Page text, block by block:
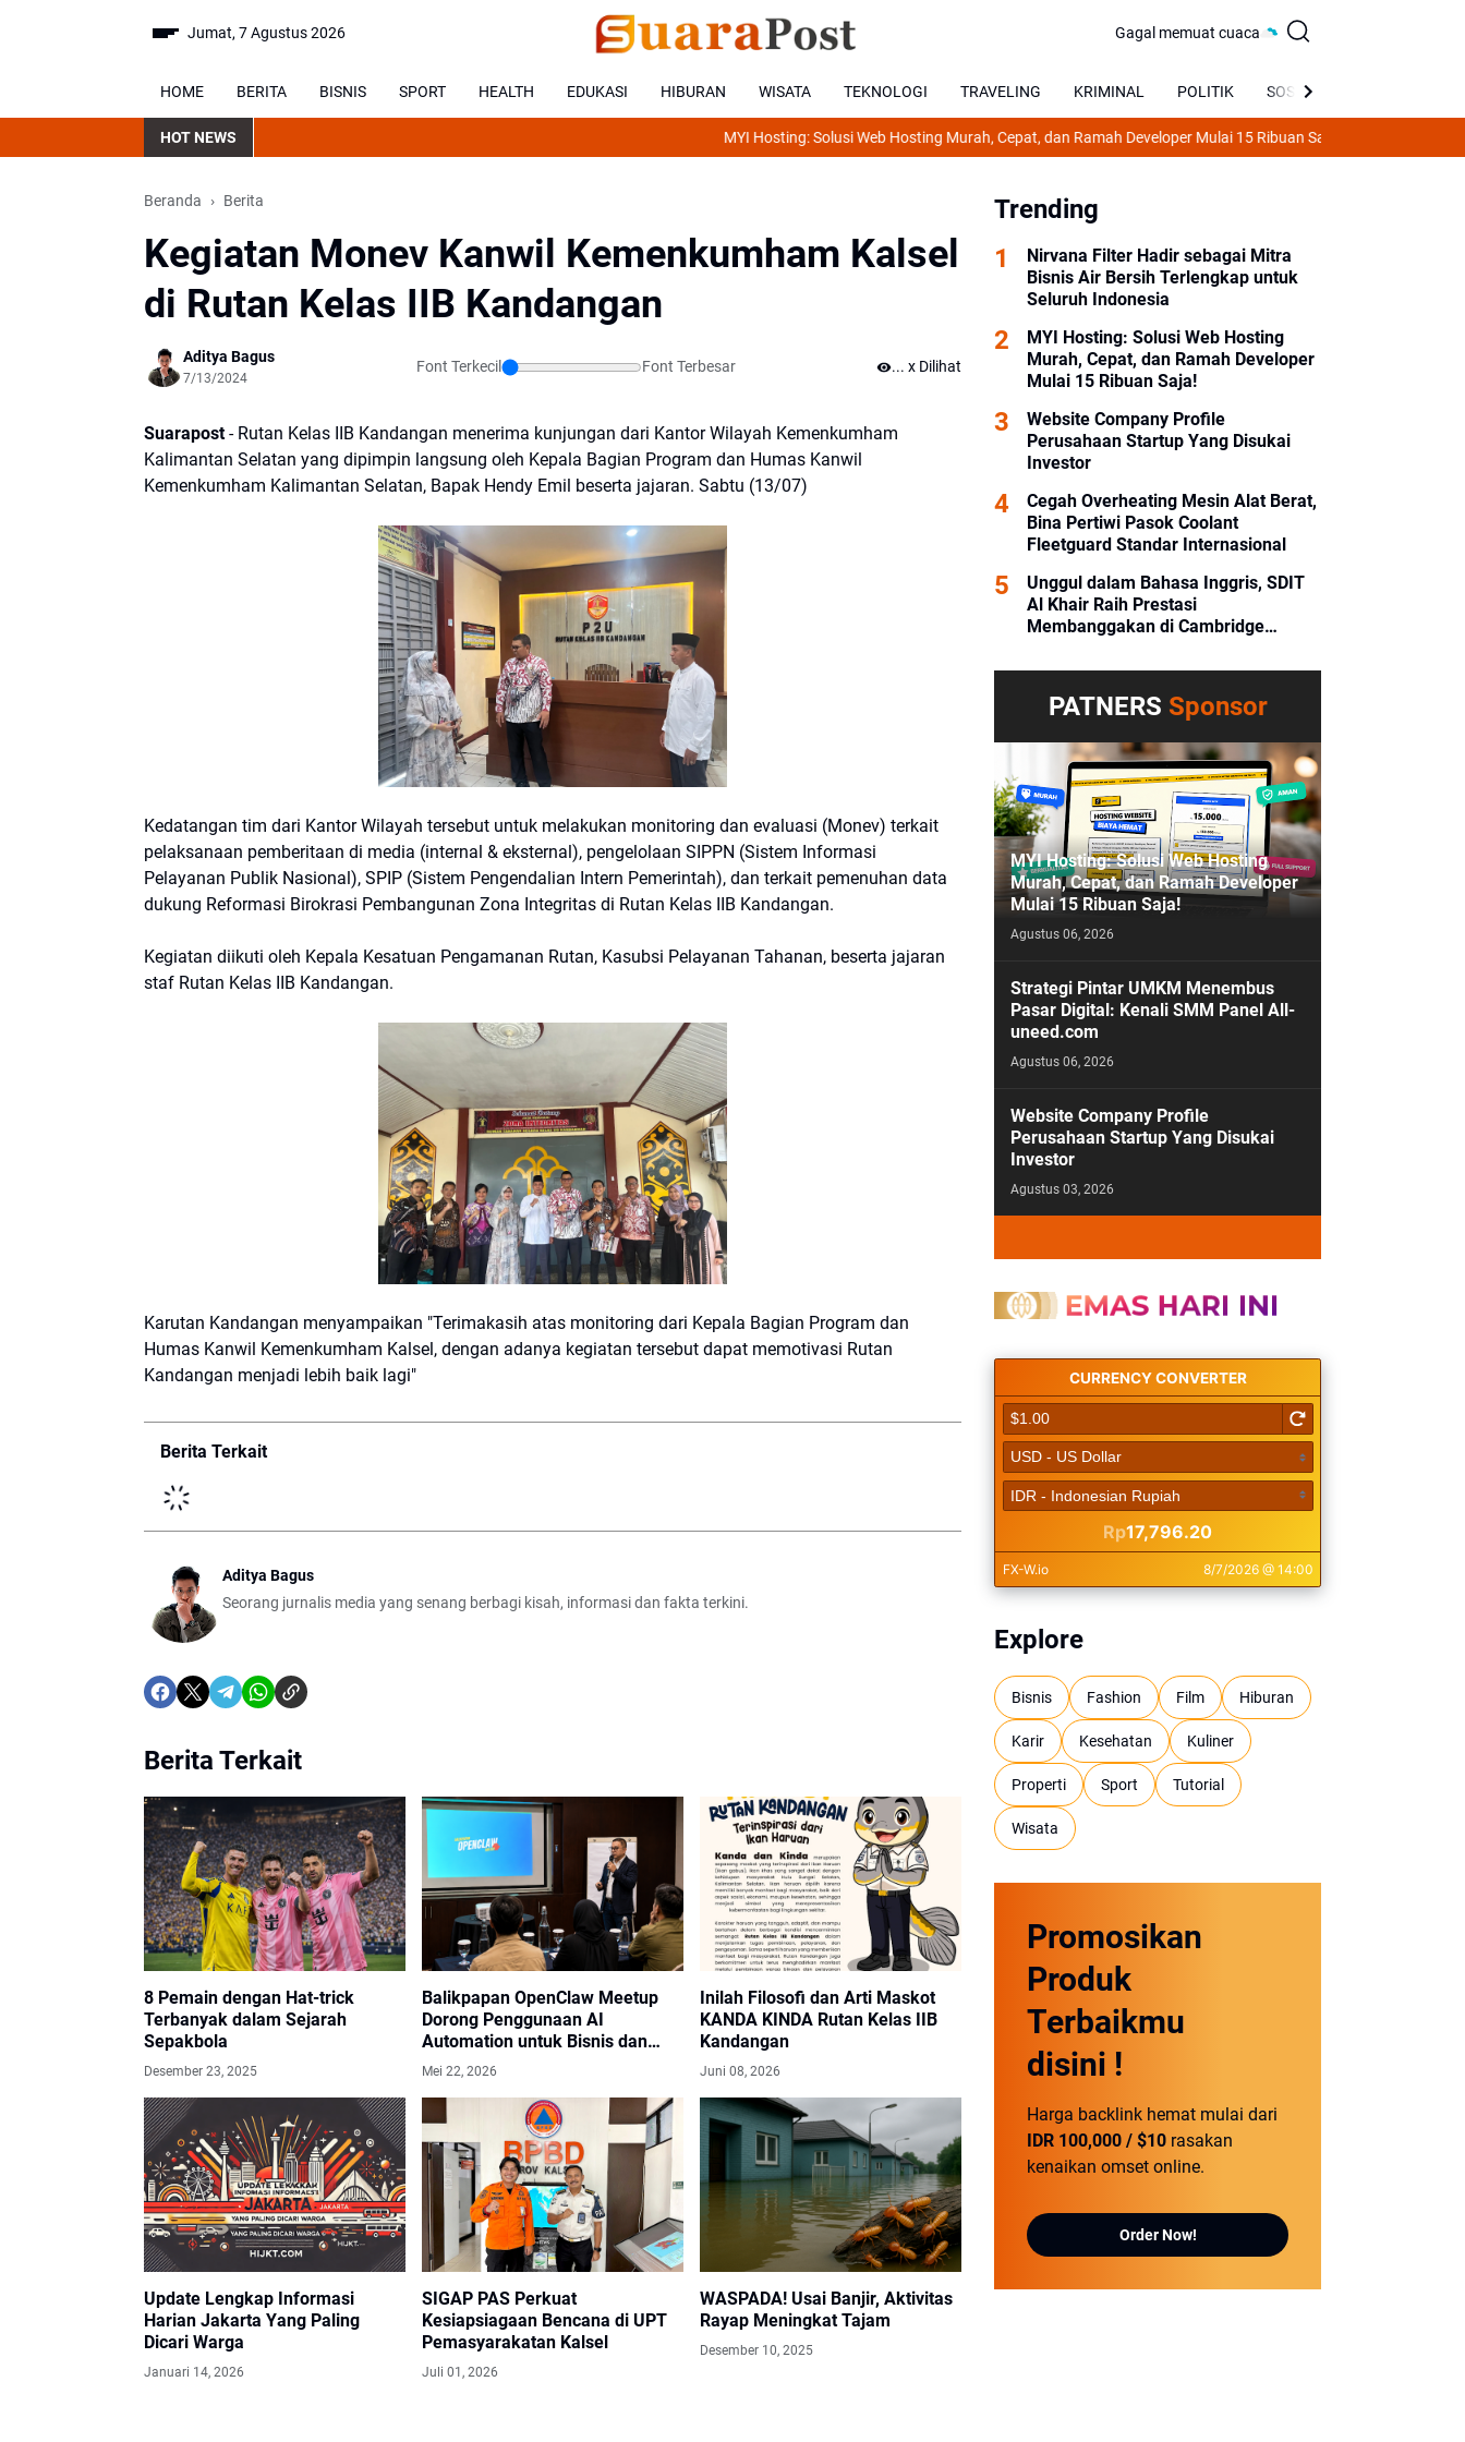
Jumat, 7 Agustus 2026 Gagal memuat cuaca
HOME BERITA BISNIS SPORT HEALTH EDUKASI HIBURAN WISATA TEKNOLOGI TRAVELING KRIMINAL POLITIK SOSIAL
HOT NEWS MYI Hosting: Solusi Web Hosting Murah, Cepat, dan Ramah Developer Mulai 15 Ribuan Saja!Strategi Pintar UMKM
Beranda Berita
Kegiatan Monev Kanwil Kemenkumham Kalsel
di Rutan Kelas IIB Kandangan
Aditya Bagus
7/13/2024
Font Terkecil Font Terbesar .. x Dilihat
Suarapost- Rutan Kelas IIB Kandangan menerima kunjungan dari Kantor Wilayah Kemenkumham
Kalimantan Selatan yang dipimpin langsung oleh Kepala Bagian Program dan Humas Kanwil
Kemenkumham Kalimantan Selatan, Bapak Hendy Emil beserta jajaran. Sabtu (13/07)
Kedatangan tim dari Kantor Wilayah tersebut untuk melakukan monitoring dan evaluasi (Monev) terkait
pelaksanaan pemberitaan di media (internal & eksternal), pengelolaan SIPPN (Sistem Informasi
Pelayanan Publik Nasional), SPIP (Sistem Pengendalian Intern Pemerintah), dan terkait pemenuhan data
dukung Reformasi Birokrasi Pembangunan Zona Integritas di Rutan Kelas IIB Kandangan.
Kegiatan diikuti oleh Kepala Kesatuan Pengamanan Rutan, Kasubsi Pelayanan Tahanan, beserta jajaran
staf Rutan Kelas IIB Kandangan.
Karutan Kandangan menyampaikan "Terimakasih atas monitoring dari Kepala Bagian Program dan
Humas Kanwil Kemenkumham Kalsel, dengan adanya kegiatan tersebut dapat memotivasi Rutan
Kandangan menjadi lebih baik lagi"
Berita Terkait
Aditya Bagus
Seorang jurnalis media yang senang berbagi kisah, informasi dan fakta terkini.
Berita Terkait
8 Pemain dengan Hat-trick
Terbanyak dalam Sejarah
Sepakbola
Desember 23, 2025
Balikpapan OpenClaw Meetup
Dorong Penggunaan AI
Automation untuk Bisnis dan
Industri
Mei 22, 2026
Inilah Filosofi dan Arti Maskot
KANDA KINDA Rutan Kelas IIB
Kandangan
Juni 08, 2026
Update Lengkap Informasi
Harian Jakarta Yang Paling
Dicari Warga
Januari 14, 2026
SIGAP PAS Perkuat
Kesiapsiagaan Bencana di UPT
Pemasyarakatan Kalsel
Juli 01, 2026
WASPADA! Usai Banjir, Aktivitas
Rayap Meningkat Tajam
Desember 10, 2025
Trending
Nirvana Filter Hadir sebagai Mitra
Bisnis Air Bersih Terlengkap untuk
Seluruh Indonesia
MYI Hosting: Solusi Web Hosting
Murah, Cepat, dan Ramah Developer
Mulai 15 Ribuan Saja!
Website Company Profile
Perusahaan Startup Yang Disukai
Investor
Cegah Overheating Mesin Alat Berat,
Bina Pertiwi Pasok Coolant
Fleetguard Standar Internasional
Unggul dalam Bahasa Inggris, SDIT
Al Khair Raih Prestasi
Membanggakan di Cambridge
PATNERS Sponsor
MYI Hosting: Solusi Web Hosting
Murah, Cepat, dan Ramah Developer
Mulai 15 Ribuan Saja!
Agustus 06, 2026
Strategi Pintar UMKM Menembus
Pasar Digital: Kenali SMM Panel All-
uneed.com
Agustus 06, 2026
Website Company Profile
Perusahaan Startup Yang Disukai
Investor
Agustus 03, 2026
Explore
Bisnis Fashion Film Hiburan
Karir Kesehatan Kuliner
Properti Sport Tutorial
Wisata
Promosikan
Produk
Terbaikmu
disini !
Harga backlink hemat mulai dari
IDR 100,000 / $10 rasakan
kenaikan omset online.
Order Now!